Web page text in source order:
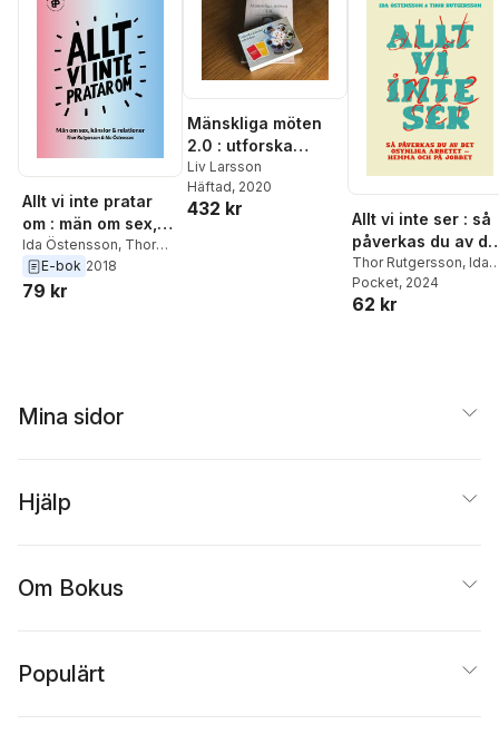
Claeson,Nikki
Svärdsen ,Ronak Moaf
Mirlashari,Gabriella
Kärnekull Wolfe
Timimie Märak,Ida
Östensson,Bilan
Allt vi inte pratar
om : män om sex,
känslor och
relationer
Ida Östensson, Thor
Rutgersson
E-bok 2018
79 kr
Mänskliga möten
2.0 : utforska
känslor och behov
Liv Larsson
Häftad, 2020
432 kr
Allt vi inte ser : så
påverkas du av
osynliga arbetet -
hemma och på
jobbet
Thor Rutgersson, Ida
Östensson
Pocket, 2024
62 kr
Mina sidor
Hjälp
Om Bokus
Populärt